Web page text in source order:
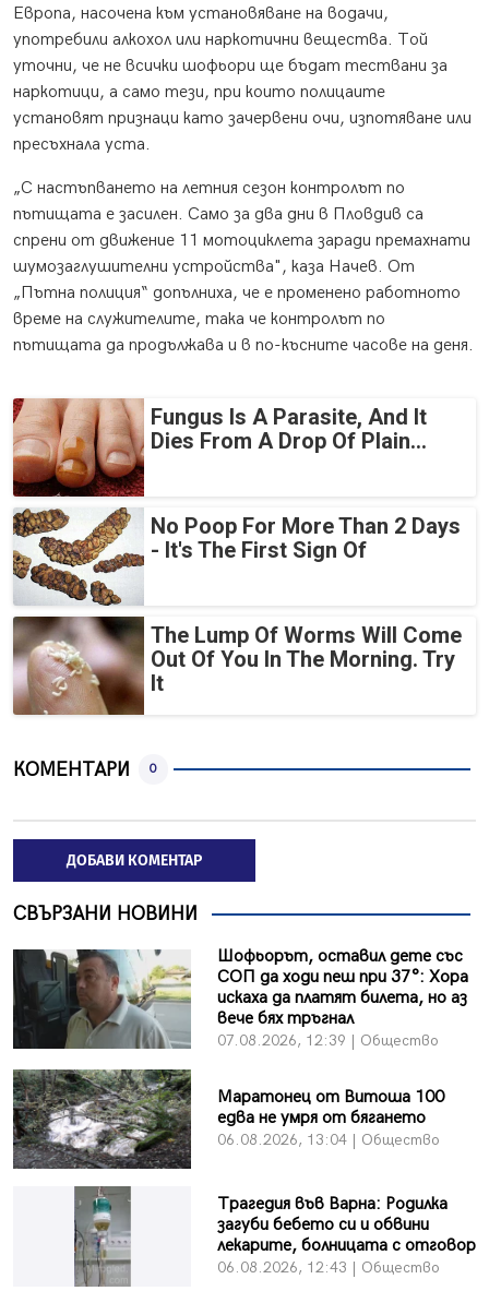
Европа, насочена към установяване на водачи,
употребили алкохол или наркотични вещества. Той
уточни, че не всички шофьори ще бъдат тествани за
наркотици, а само тези, при които полицаите
установят признаци като зачервени очи, изпотяване или
пресъхнала уста.
„С настъпването на летния сезон контролът по
пътищата е засилен. Само за два дни в Пловдив са
спрени от движение 11 мотоциклета заради премахнати
шумозаглушителни устройства", каза Начев. От
„Пътна полиция“ допълниха, че е променено работното
време на служителите, така че контролът по
пътищата да продължава и в по-късните часове на деня.
Fungus Is A Parasite, And It
Dies From A Drop Of Plain...
No Poop For More Than 2 Days
- It's The First Sign Of
The Lump Of Worms Will Come
Out Of You In The Morning. Try
It
КОМЕНТАРИ 0
ДОБАВИ КОМЕНТАР
СВЪРЗАНИ НОВИНИ
Шофьорът, оставил дете със
СОП да ходи пеш при 37°: Хора
искаха да платят билета, но аз
вече бях тръгнал
07.08.2026, 12:39 | Общество
Маратонец от Витоша 100
едва не умря от бягането
06.08.2026, 13:04 | Общество
Трагедия във Варна: Родилка
загуби бебето си и обвини
лекарите, болницата с отговор
06.08.2026, 12:43 | Общество